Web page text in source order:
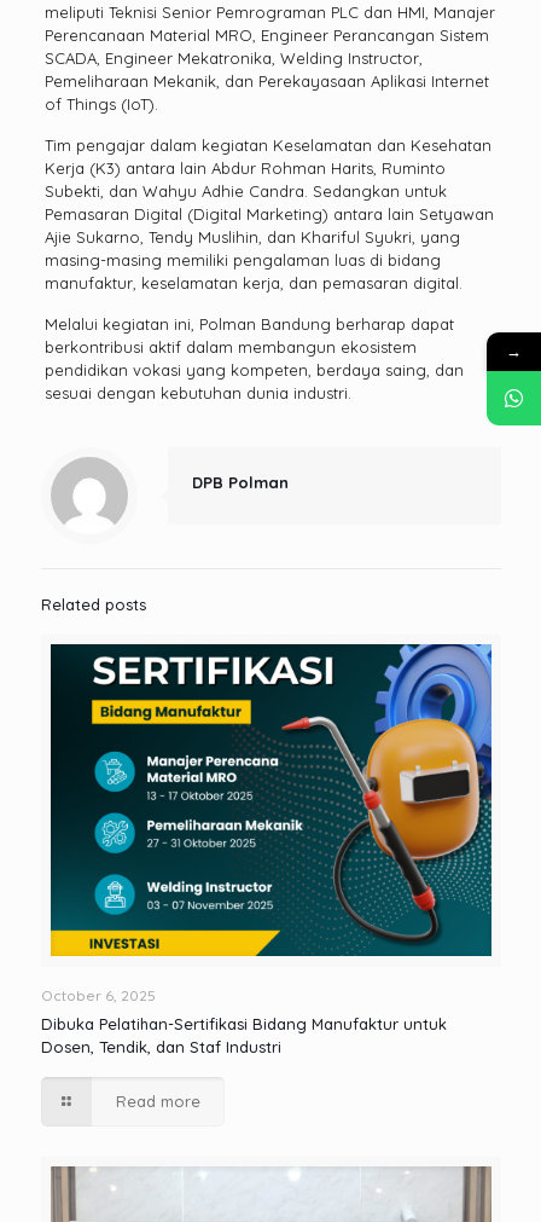
meliputi Teknisi Senior Pemrograman PLC dan HMI, Manajer
Perencanaan Material MRO, Engineer Perancangan Sistem
SCADA, Engineer Mekatronika, Welding Instructor,
Pemeliharaan Mekanik, dan Perekayasaan Aplikasi Internet
of Things (IoT).
Tim pengajar dalam kegiatan Keselamatan dan Kesehatan
Kerja (K3) antara lain Abdur Rohman Harits, Ruminto
Subekti, dan Wahyu Adhie Candra. Sedangkan untuk
Pemasaran Digital (Digital Marketing) antara lain Setyawan
Ajie Sukarno, Tendy Muslihin, dan Khariful Syukri, yang
masing-masing memiliki pengalaman luas di bidang
manufaktur, keselamatan kerja, dan pemasaran digital.
Melalui kegiatan ini, Polman Bandung berharap dapat
berkontribusi aktif dalam membangun ekosistem
pendidikan vokasi yang kompeten, berdaya saing, dan
sesuai dengan kebutuhan dunia industri.
DPB Polman
Related posts
October 6, 2025
Dibuka Pelatihan-Sertifikasi Bidang Manufaktur untuk
Dosen, Tendik, dan Staf Industri
Read more
→